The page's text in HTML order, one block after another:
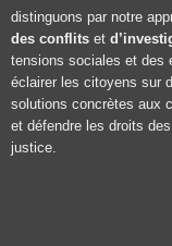
distinguons par notre
des conflits et
tensions sociales et des
éclairer les citoyens sur
solutions concrètes aux
et défendre les droits
justice.